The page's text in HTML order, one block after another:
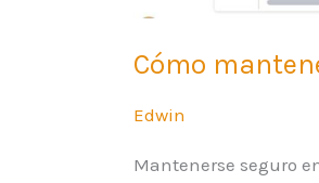
Cómo
Edwin
Mantenerse seguro